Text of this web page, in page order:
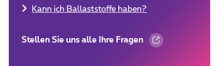
Kann ich Ballaststoffe haben?
Stellen Sie uns alle Ihre Fragen